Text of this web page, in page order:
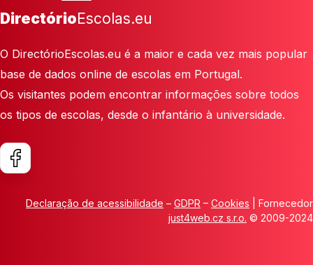
DirectórioEscolas.eu
O DirectórioEscolas.eu é a maior e cada vez mais popular
base de dados online de escolas em Portugal.
Os visitantes podem encontrar informações sobre todos
os tipos de escolas, desde o infantário à universidade.
Declaração de acessibilidade – GDPR – Cookies | Fornecedor
just4web.cz s.r.o. © 2009-2024